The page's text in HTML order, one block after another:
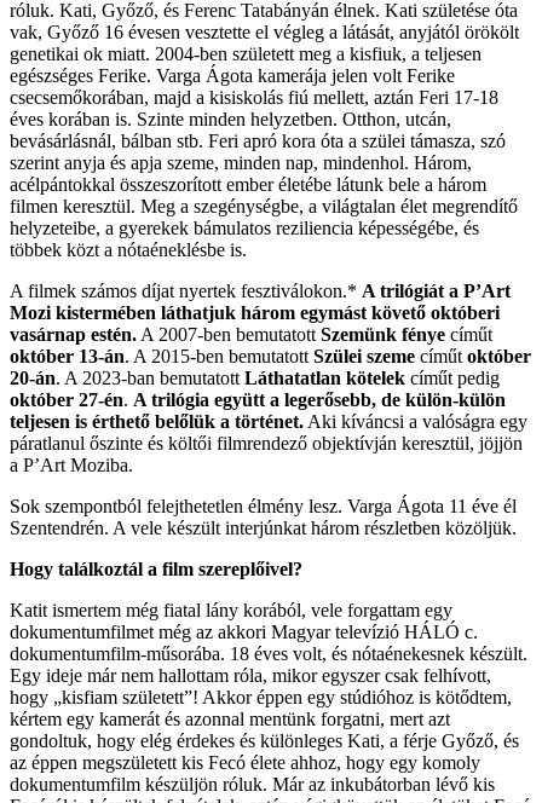
róluk. Kati, Győző, és Ferenc Tatabányán élnek. Kati születése óta
vak, Győző 16 évesen vesztette el végleg a látását, anyjától örökölt
genetikai ok miatt. 2004-ben született meg a kisfiuk, a teljesen
egészséges Ferike. Varga Ágota kamerája jelen volt Ferike
csecsemőkorában, majd a kisiskolás fiú mellett, aztán Feri 17-18
éves korában is. Szinte minden helyzetben. Otthon, utcán,
bevásárlásnál, bálban stb. Feri apró kora óta a szülei támasza, szó
szerint anyja és apja szeme, minden nap, mindenhol. Három,
acélpántokkal összeszorított ember életébe látunk bele a három
filmen keresztül. Meg a szegénységbe, a világtalan élet megrendítő
helyzeteibe, a gyerekek bámulatos reziliencia képességébe, és
többek közt a nótaéneklésbe is.
A filmek számos díjat nyertek fesztiválokon.* A trilógiát a P’Art
Mozi kistermében láthatjuk három egymást követő októberi
vasárnap estén. A 2007-ben bemutatott Szemünk fénye címűt
október 13-án. A 2015-ben bemutatott Szülei szeme címűt október
20-án. A 2023-ban bemutatott Láthatatlan kötelek címűt pedig
október 27-én. A trilógia együtt a legerősebb, de külön-külön
teljesen is érthető belőlük a történet. Aki kíváncsi a valóságra egy
páratlanul őszinte és költői filmrendező objektívján keresztül, jöjjön
a P’Art Moziba.
Sok szempontból felejthetetlen élmény lesz. Varga Ágota 11 éve él
Szentendrén. A vele készült interjúnkat három részletben közöljük.
Hogy találkoztál a film szereplőivel?
Katit ismertem még fiatal lány korából, vele forgattam egy
dokumentumfilmet még az akkori Magyar televízió HÁLÓ c.
dokumentumfilm-műsorába. 18 éves volt, és nótaénekesnek készült.
Egy ideje már nem hallottam róla, mikor egyszer csak felhívott,
hogy „kisfiam született”! Akkor éppen egy stúdióhoz is kötődtem,
kértem egy kamerát és azonnal mentünk forgatni, mert azt
gondoltuk, hogy elég érdekes és különleges Kati, a férje Győző, és
az éppen megszületett kis Fecó élete ahhoz, hogy egy komoly
dokumentumfilm készüljön róluk. Már az inkubátorban lévő kis